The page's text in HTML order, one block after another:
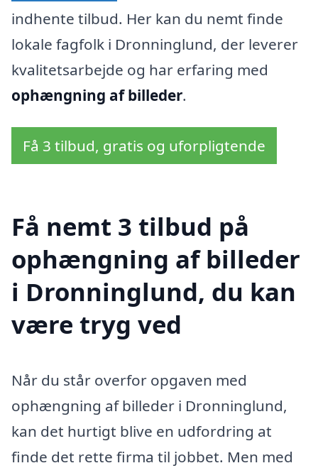
indhente tilbud. Her kan du nemt finde
lokale fagfolk i Dronninglund, der leverer
kvalitetsarbejde og har erfaring med
ophængning af billeder.
Få 3 tilbud, gratis og uforpligtende
Få nemt 3 tilbud på
ophængning af billeder
i Dronninglund, du kan
være tryg ved
Når du står overfor opgaven med
ophængning af billeder i Dronninglund,
kan det hurtigt blive en udfordring at
finde det rette firma til jobbet. Men med